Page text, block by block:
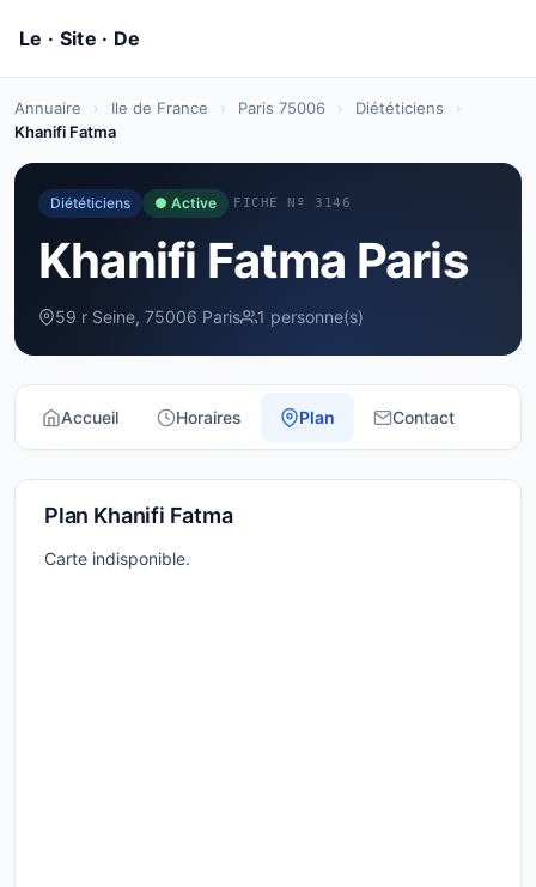
Annuaire › Ile de France › Paris 75006 › Diététiciens
›
Khanifi Fatma
Diététiciens ● Active FICHE Nº 3146
Khanifi Fatma Paris
59 r Seine, 75006 Paris 1 personne(s)
Accueil Horaires Plan Contact
Plan Khanifi Fatma
Carte indisponible.